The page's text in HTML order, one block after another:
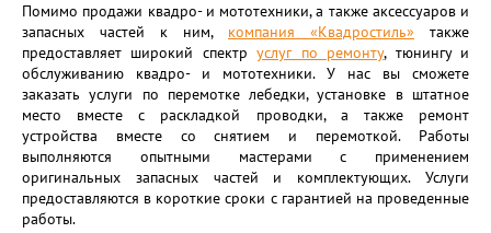
Помимо продажи квадро- и мототехники, а также аксессуаров и
запасных частей к ним, компания «Квадростиль» также
предоставляет широкий спектруслуг по ремонту, тюнингу и
обслуживанию квадро- и мототехники. У нас вы сможете
заказать услуги по перемотке лебедки, установке в штатное
место вместе с раскладкой проводки, а также ремонт
устройства вместе со снятием и перемоткой. Работы
выполняются опытными мастерами с применением
оригинальных запасных частей и комплектующих. Услуги
предоставляются в короткие сроки с гарантией на проведенные
работы.